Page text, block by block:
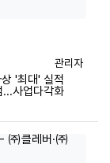
등록자
관리자
'최대' 실적
사업다각화